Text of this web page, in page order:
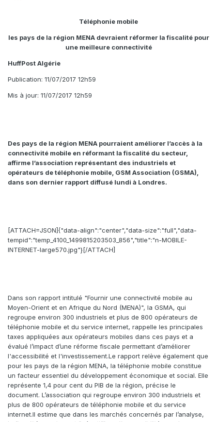
Téléphonie mobile
les pays de la région MENA devraient réformer la fiscalité pour
une meilleure connectivité
HuffPost Algérie
Publication: 11/07/2017 12h59
Mis à jour: 11/07/2017 12h59
Des pays de la région MENA pourraient améliorer l’accès à la
connectivité mobile en réformant la fiscalité du secteur,
affirme l’association représentant des industriels et
opérateurs de téléphonie mobile, GSM Association (GSMA),
dans son dernier rapport diffusé lundi à Londres.
[ATTACH=JSON]{"data-align":"center","data-size":"full","data-
tempid":"temp_4100_1499815203503_856","title":"n-MOBILE-
INTERNET-large570.jpg"}[/ATTACH]
Dans son rapport intitulé "Fournir une connectivité mobile au
Moyen-Orient et en Afrique du Nord (MENA)", la GSMA, qui
regroupe environ 300 industriels et plus de 800 opérateurs de
téléphonie mobile et du service internet, rappelle les principales
taxes appliquées aux opérateurs mobiles dans ces pays et a
évalué l’impact d’une réforme fiscale permettant d’améliorer
l'accessibilité et l'investissement.Le rapport relève également que
pour les pays de la région MENA, la téléphonie mobile constitue
un facteur essentiel du développement économique et social. Elle
représente 1,4 pour cent du PIB de la région, précise le
document. L’association qui regroupe environ 300 industriels et
plus de 800 opérateurs de téléphonie mobile et du service
internet.Il estime que dans les marchés concernés par l’analyse,